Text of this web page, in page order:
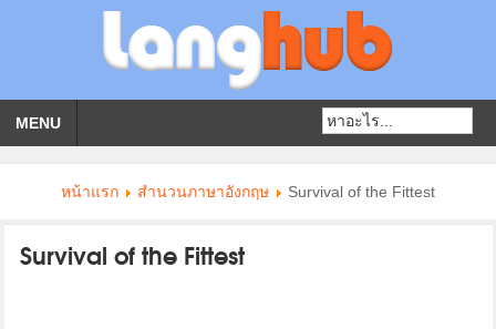
MENU
หน้าแรก สำนวนภาษาอังกฤษ Survival of the Fittest
Survival of the Fittest